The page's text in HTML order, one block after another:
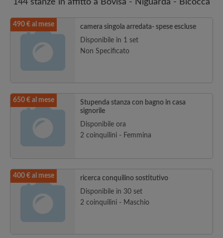
144 stanze in affitto a Bovisa - Niguarda - Bicocca
490 € al mese
camera singola arredata- spese escluse
Disponibile in 1 set
Non Specificato
650 € al mese
Stupenda stanza con bagno in casa
signorile
Disponibile ora
2 coinquilini - Femmina
400 € al mese
ricerca conquilino sostitutivo
Disponibile in 30 set
2 coinquilini - Maschio